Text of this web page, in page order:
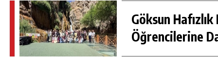
Göksun Hafızlık
Öğrencilerine
GÜNLÜK HABER AKIŞI
ÖĞRENCILERINE DARENDE GEZISI.